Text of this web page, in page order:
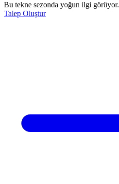
Bu tekne sezonda yoğun ilgi görüyor.
Talep Oluştur